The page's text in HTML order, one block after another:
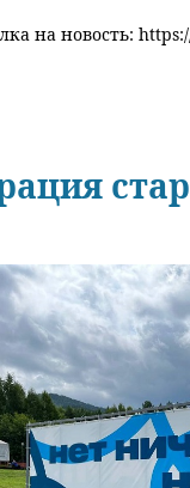
на новость: